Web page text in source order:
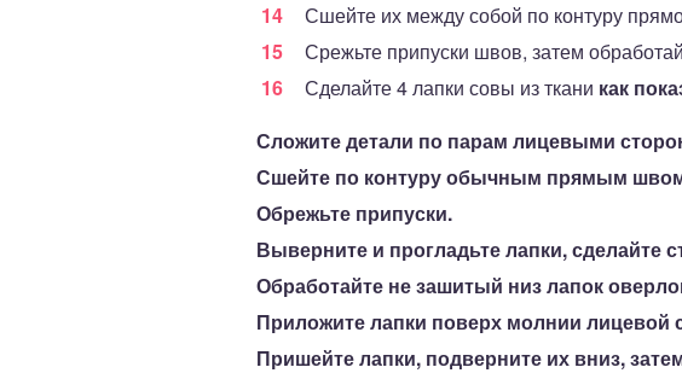
Сшейте их между собой по контуру
Срежьте припуски швов, затем
Сделайте 4 лапки совы из ткани как
Сложите детали по парам лицевыми
Сшейте по контуру обычным прямым
Обрежьте припуски.
Выверните и прогладьте лапки, сделайте
Обработайте не зашитый низ лапок
Приложите лапки поверх молнии лицевой
Пришейте лапки, подверните их вниз,